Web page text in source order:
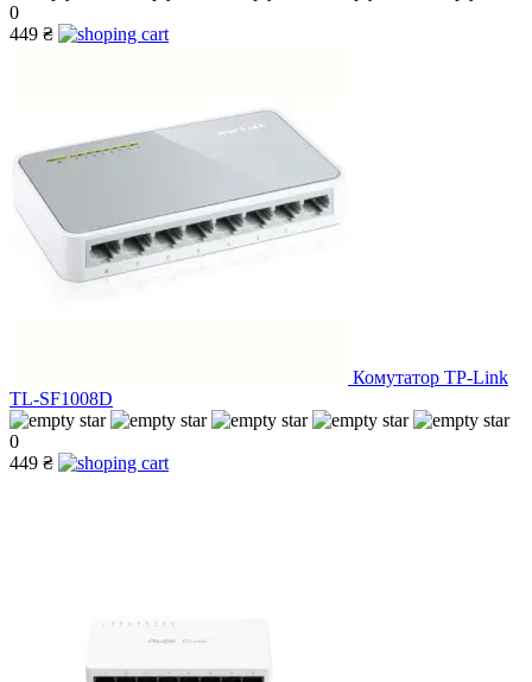
0
449 ₴
Комутатор TP-Link
TL-SF1008D
0
449 ₴